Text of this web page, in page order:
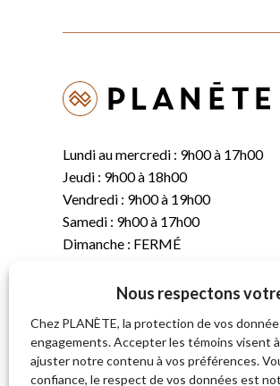
Nous respectons
Chez PLANÈTE, la protection de vos
engagements. Accepter les témoins visent
ajuster notre contenu à vos préférences.
confiance, le respect de vos données est
Lundi au mercredi : 9h00 à 17h00
Jeudi : 9h00 à 18h00
Vendredi : 9h00 à 19h00
Samedi : 9h00 à 17h00
Dimanche : FERMÉ
(819) 843-8356
C. info@planete.co
681, rue Sherbrooke